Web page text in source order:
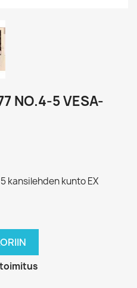
NO.4-5 VESA-
kansilehden kunto EX